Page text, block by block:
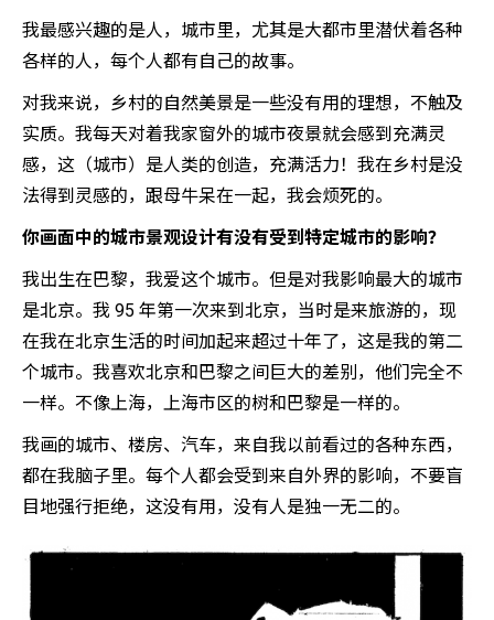
我最感兴趣的是人，城市里，尤其是大都市里潜伏着各种
各样的人，每个人都有自己的故事。
对我来说，乡村的自然美景是一些没有用的理想，不触及
实质。我每天对着我家窗外的城市夜景就会感到充满灵
感，这（城市）是人类的创造，充满活力！我在乡村是没
法得到灵感的，跟母牛呆在一起，我会烦死的。
你画面中的城市景观设计有没有受到特定城市的影响？
我出生在巴黎，我爱这个城市。但是对我影响最大的城市
是北京。我 95 年第一次来到北京，当时是来旅游的，现
在我在北京生活的时间加起来超过十年了，这是我的第二
个城市。我喜欢北京和巴黎之间巨大的差别，他们完全不
一样。不像上海，上海市区的树和巴黎是一样的。
我画的城市、楼房、汽车，来自我以前看过的各种东西，
都在我脑子里。每个人都会受到来自外界的影响，不要盲
目地强行拒绝，这没有用，没有人是独一无二的。